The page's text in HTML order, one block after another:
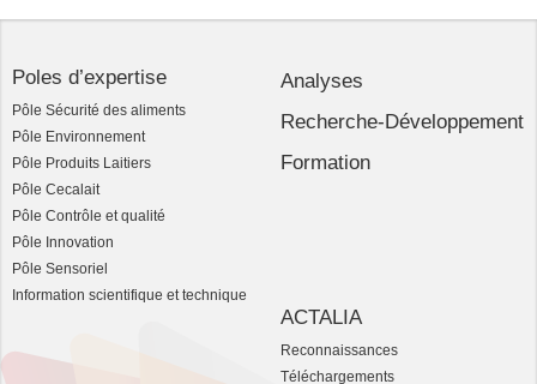
Poles d’expertise
Pôle Sécurité des aliments
Pôle Environnement
Pôle Produits Laitiers
Pôle Cecalait
Pôle Contrôle et qualité
Pôle Innovation
Pôle Sensoriel
Information scientifique et technique
Analyses
Recherche-Développement
Formation
ACTALIA
Reconnaissances
Téléchargements